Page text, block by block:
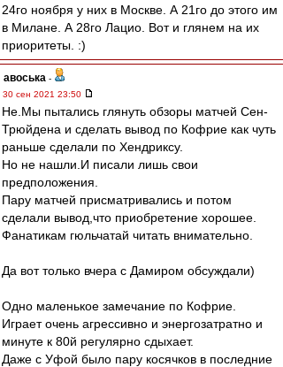
24го ноября у них в Москве. А 21го до этого им
в Милане. А 28го Лацио. Вот и глянем на их
приоритеты. :)
авоська -
30 сен 2021 23:50
Не.Мы пытались глянуть обзоры матчей Сен-
Трюйдена и сделать вывод по Кофрие как чуть
раньше сделали по Хендриксу.
Но не нашли.И писали лишь свои
предположения.
Пару матчей присматривались и потом
сделали вывод,что приобретение хорошее.
Фанатикам гюльчатай читать внимательно.
Да вот только вчера с Дамиром обсуждали)
Одно маленькое замечание по Кофрие.
Играет очень агрессивно и энергозатратно и
минуте к 80й регулярно сдыхает.
Даже с Уфой было пару косячков в последние